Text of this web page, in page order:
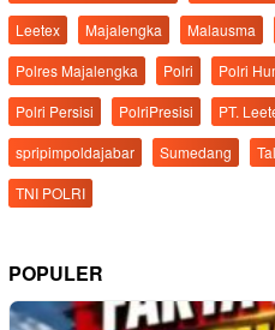
Leetex
Majalengka Malausma
Polres Majalengka
Polri Polri
Polri Persisi
PolriPresisi PT.
spripimpoldajabar
Sumedang
TNI POLRI
POPULER